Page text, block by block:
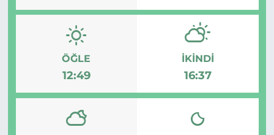
ÖĞLE
12:49
İKINDI
16:37